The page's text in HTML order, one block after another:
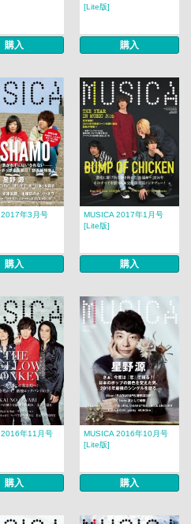
購入
[Lite版]
購入
2017年3月号
購入
MUSICA 2017年1月号
[Lite版]
購入
2016年11月号
購入
MUSICA 2016年10月号
[Lite版]
購入